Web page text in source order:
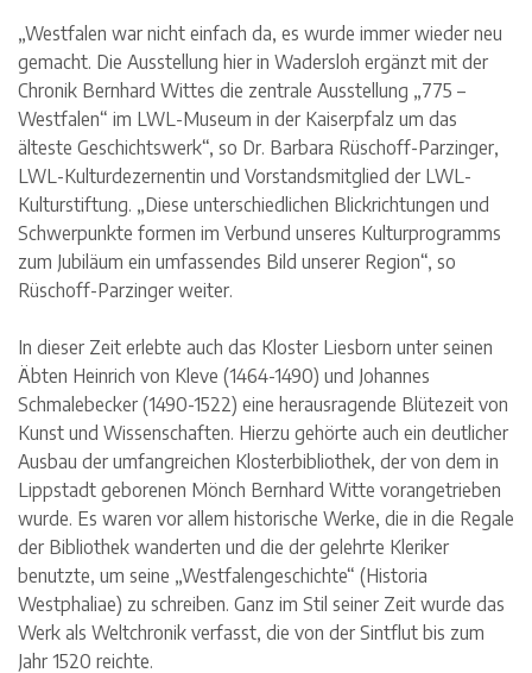
„Westfalen war nicht einfach da, es wurde immer wieder neu
gemacht. Die Ausstellung hier in Wadersloh ergänzt mit der
Chronik Bernhard Wittes die zentrale Ausstellung „775 –
Westfalen“ im LWL-Museum in der Kaiserpfalz um das
älteste Geschichtswerk“, so Dr. Barbara Rüschoff-Parzinger,
LWL-Kulturdezernentin und Vorstandsmitglied der LWL-
Kulturstiftung. „Diese unterschiedlichen Blickrichtungen und
Schwerpunkte formen im Verbund unseres Kulturprogramms
zum Jubiläum ein umfassendes Bild unserer Region“, so
Rüschoff-Parzinger weiter.
In dieser Zeit erlebte auch das Kloster Liesborn unter seinen
Äbten Heinrich von Kleve (1464-1490) und Johannes
Schmalebecker (1490-1522) eine herausragende Blütezeit von
Kunst und Wissenschaften. Hierzu gehörte auch ein deutlicher
Ausbau der umfangreichen Klosterbibliothek, der von dem in
Lippstadt geborenen Mönch Bernhard Witte vorangetrieben
wurde. Es waren vor allem historische Werke, die in die Regale
der Bibliothek wanderten und die der gelehrte Kleriker
benutzte, um seine „Westfalengeschichte“ (Historia
Westphaliae) zu schreiben. Ganz im Stil seiner Zeit wurde das
Werk als Weltchronik verfasst, die von der Sintflut bis zum
Jahr 1520 reichte.